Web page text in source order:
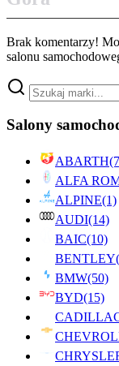
Brak komentarzy!
salonu
Salony
ABARTH
ALFA
ALPINE(1)
AUDI(14)
BAIC(10)
BENTLEY
BMW(50)
BYD(15)